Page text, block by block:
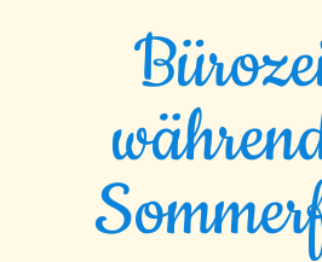
EVENT TIMESLOTS (3)
8:50